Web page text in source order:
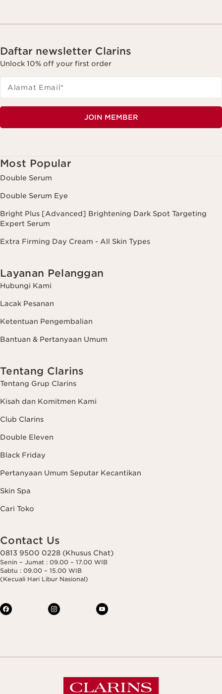
Daftar newsletter Clarins
Unlock 10% off your first order
Alamat Email*
JOIN MEMBER
Most Popular
Double Serum
Double Serum Eye
Bright Plus [Advanced] Brightening Dark Spot Targeting
Expert Serum
Extra Firming Day Cream - All Skin Types
Layanan Pelanggan
Hubungi Kami
Lacak Pesanan
Ketentuan Pengembalian
Bantuan & Pertanyaan Umum
Tentang Clarins
Tentang Grup Clarins
Kisah dan Komitmen Kami
Club Clarins
Double Eleven
Black Friday
Pertanyaan Umum Seputar Kecantikan
Skin Spa
Cari Toko
Contact Us
0813 9500 0228 (Khusus Chat)
Senin – Jumat : 09.00 – 17.00 WIB
Sabtu : 09.00 – 15.00 WIB
(Kecuali Hari Libur Nasional)